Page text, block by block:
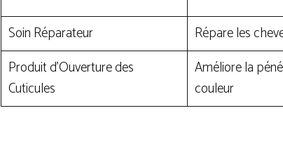
Soin Réparateur
Répare les
Produit d’Ouverture des
Cuticules
Améliore la
couleur